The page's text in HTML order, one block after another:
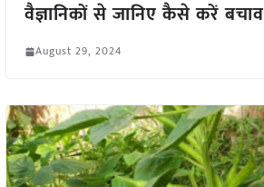
वैज्ञानिकों से जानिए कैसे करें बचाव
August 29, 2024